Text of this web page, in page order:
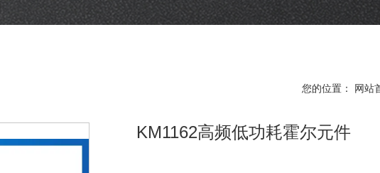
您的位置： 网站
KM1162高频低功耗霍尔元件